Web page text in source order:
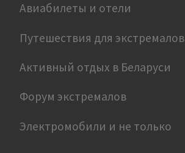
Авиабилеты и отели
Путешествия для экстремалов
Активный отдых в Беларуси
Форум экстремалов
Электромобили и не только